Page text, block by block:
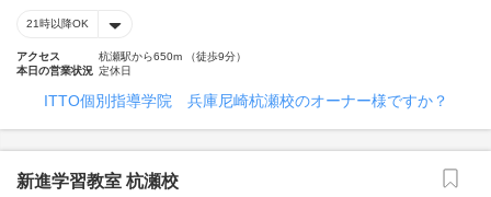
21時以降OK
アクセス
杭瀬駅から650m （徒歩9分）
本日の営業状況 定休日
ITTO個別指導学院 兵庫尼崎杭瀬校のオーナー様ですか？
新進学習教室 杭瀬校